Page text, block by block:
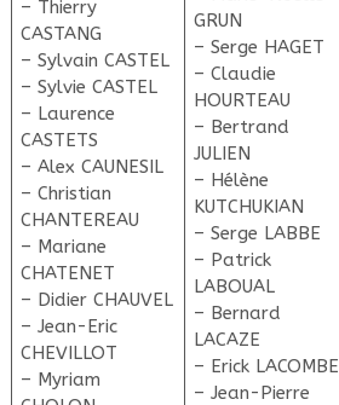
– Thierry
CASTANG
– Sylvain CASTEL
– Sylvie CASTEL
– Laurence
CASTETS
– Alex CAUNESIL
– Christian
CHANTEREAU
– Mariane
CHATENET
– Didier CHAUVEL
– Jean-Eric
CHEVILLOT
– Myriam
GRUN
– Serge HAGET
– Claudie
HOURTEAU
– Bertrand
JULIEN
– Hélène
KUTCHUKIAN
– Serge LABBE
– Patrick
LABOUAL
– Bernard
LACAZE
– Erick LACOMBE
– Jean-Pierre